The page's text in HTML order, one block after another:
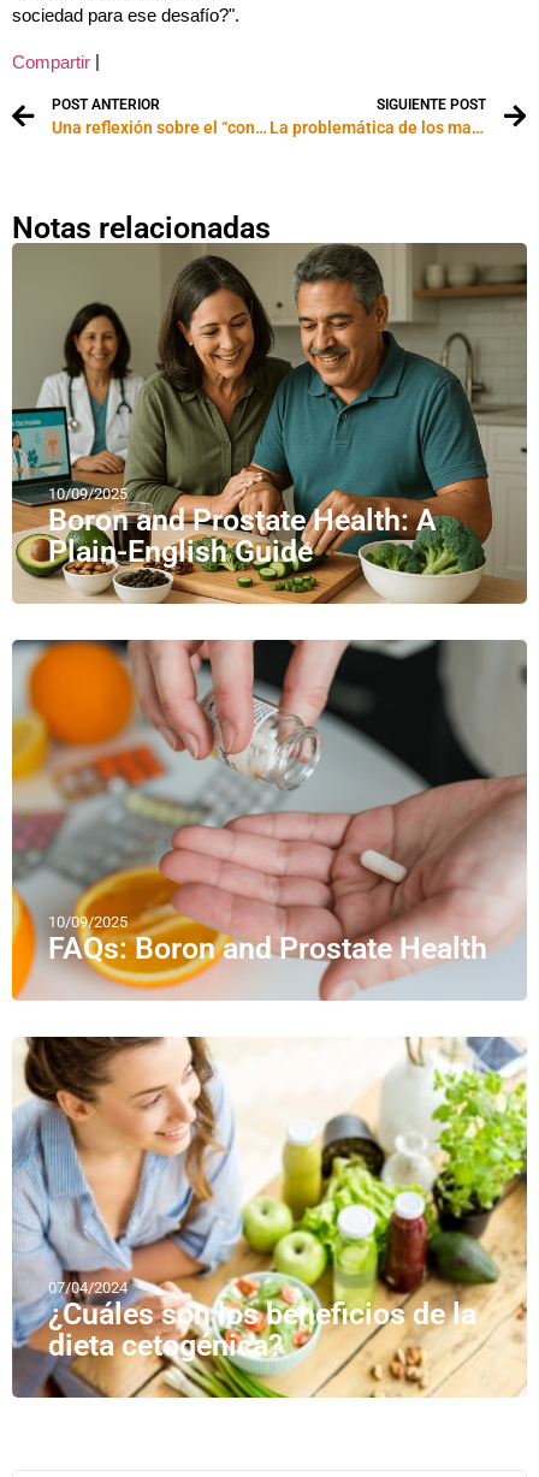
sociedad para ese desafío?".
Compartir |
POST ANTERIOR
Una reflexión sobre el “control mental” durante la relación sexual
SIGUIENTE POST
La problemática de los mayores homosexuales
Notas relacionadas
10/09/2025
Boron and Prostate Health: A
Plain-English Guide
10/09/2025
FAQs: Boron and Prostate Health
07/04/2024
¿Cuáles son los beneficios de la
dieta cetogénica?